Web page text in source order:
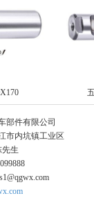
部件有限公司
市内坑镇工业区
生